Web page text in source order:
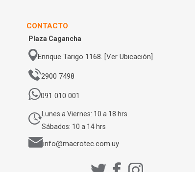
CONTACTO
Plaza Cagancha
Enrique Tarigo 1168. [Ver Ubicación]
2900 7498
091 010 001
Lunes a Viernes: 10 a 18 hrs.
Sábados: 10 a 14 hrs
info@macrotec.com.uy